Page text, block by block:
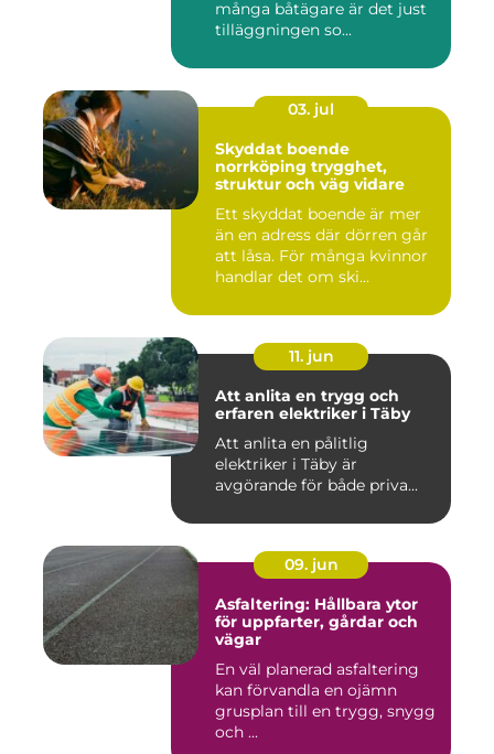
många båtägare är det just
tilläggningen so...
03. jul
Skyddat boende
norrköping trygghet,
struktur och väg vidare
Ett skyddat boende är mer
än en adress där dörren går
att låsa. För många kvinnor
handlar det om ski...
11. jun
Att anlita en trygg och
erfaren elektriker i Täby
Att anlita en pålitlig
elektriker i Täby är
avgörande för både priva...
09. jun
Asfaltering: Hållbara ytor
för uppfarter, gårdar och
vägar
En väl planerad asfaltering
kan förvandla en ojämn
grusplan till en trygg, snygg
och ...